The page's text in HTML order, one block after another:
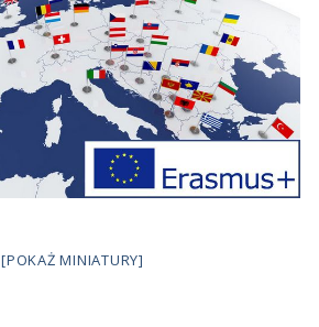
[POKAŻ MINIATURY]